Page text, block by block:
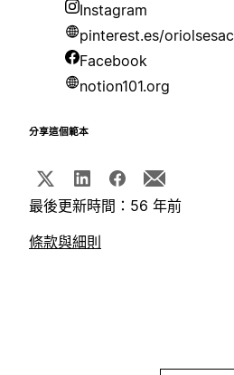
Instagram
pinterest.es/oriolsesac
Facebook
notion101.org
分享這個範本
最後更新時間：56 年前
條款與細則